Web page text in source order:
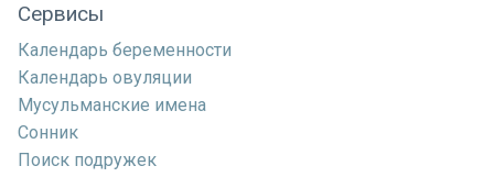
Сервисы
Календарь беременности
Календарь овуляции
Мусульманские имена
Сонник
Поиск подружек